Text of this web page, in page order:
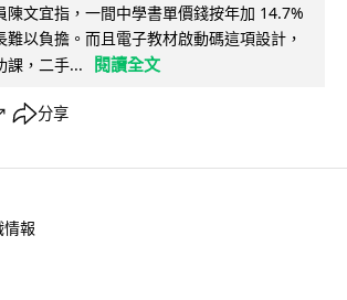
陳文宜指，一間中學書單價錢按年加 14.7%
以負擔。而且電子教材啟動碼這項設計，
課，二手...
閱讀全文
↗ 分享
情報